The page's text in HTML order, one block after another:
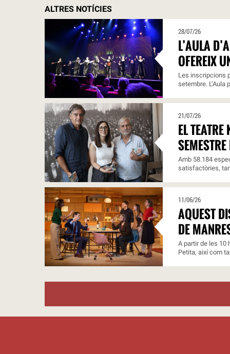
ALTRES NOTÍCIES
28/07/26
L’AULA
OFEREIX
Les inscripcions
setembre.
21/07/26
EL
Amb 58.184
satisfactòries,
11/06/26
AQUEST
DE
A partir de les 10
Petita, així com